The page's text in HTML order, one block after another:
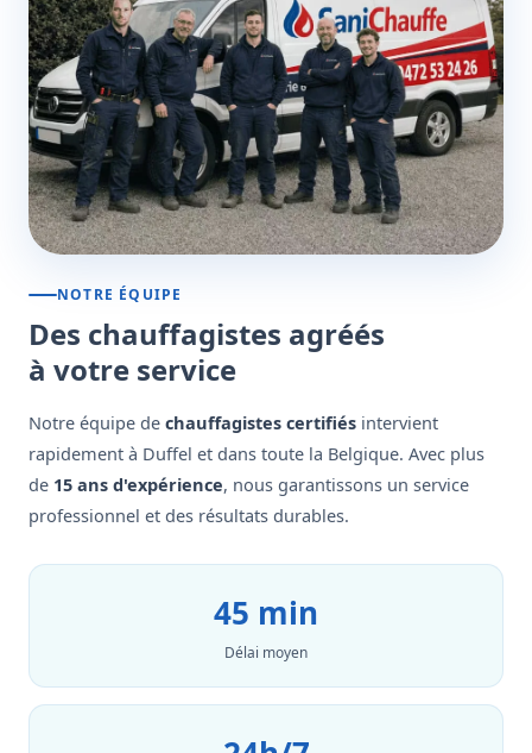
NOTRE ÉQUIPE
Des chauffagistes agréés
à votre service
Notre équipe de chauffagistes certifiés intervient
rapidement à Duffel et dans toute la Belgique. Avec plus
de 15 ans d'expérience, nous garantissons un service
professionnel et des résultats durables.
45 min
Délai moyen